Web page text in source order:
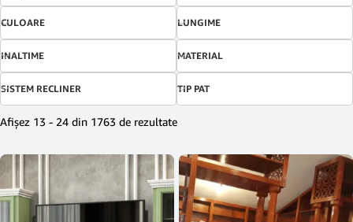
CULOARE LUNGIME
INALTIME MATERIAL
SISTEM RECLINER TIP PAT
Afișez 13 - 24 din 1763 de rezultate